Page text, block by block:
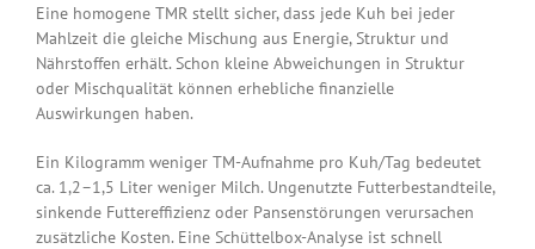
Eine homogene TMR stellt sicher, dass jede Kuh bei jeder
Mahlzeit die gleiche Mischung aus Energie, Struktur und
Nährstoffen erhält. Schon kleine Abweichungen in Struktur
oder Mischqualität können erhebliche finanzielle
Auswirkungen haben.
Ein Kilogramm weniger TM-Aufnahme pro Kuh/Tag bedeutet
ca. 1,2–1,5 Liter weniger Milch. Ungenutzte Futterbestandteile,
sinkende Futtereffizienz oder Pansenstörungen verursachen
zusätzliche Kosten. Eine Schüttelbox-Analyse ist schnell